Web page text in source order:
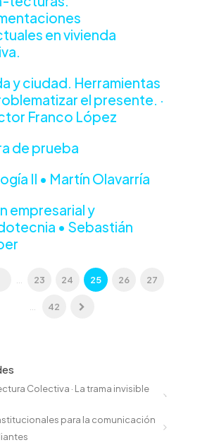
en vivienda
y ciudad. Herramientas
el presente. ·
Franco López
de prueba
II • Martín Olavarría
empresarial y
• Sebastián
23 24 25 26 27
42
Colectiva · La trama invisible
para la comunicación